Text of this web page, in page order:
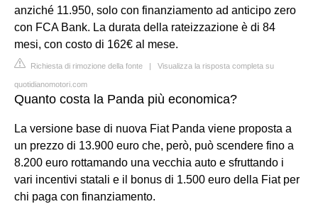
anziché 11.950, solo con finanziamento ad anticipo zero
con FCA Bank. La durata della rateizzazione è di 84
mesi, con costo di 162€ al mese.
Richiesta di rimozione della fonte | Visualizza la risposta completa su
quotidianomotori.com
Quanto costa la Panda più economica?
La versione base di nuova Fiat Panda viene proposta a
un prezzo di 13.900 euro che, però, può scendere fino a
8.200 euro rottamando una vecchia auto e sfruttando i
vari incentivi statali e il bonus di 1.500 euro della Fiat per
chi paga con finanziamento.